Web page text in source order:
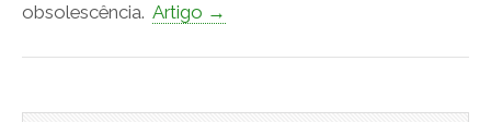
obsolescência. Artigo →